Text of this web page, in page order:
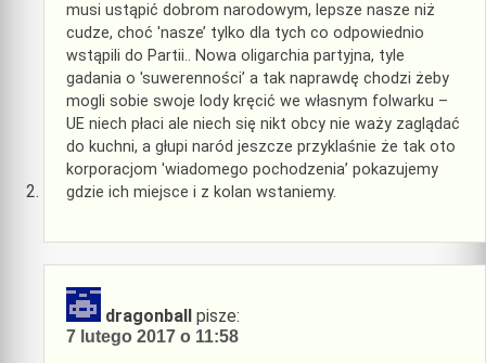
musi ustąpić dobrom narodowym, lepsze nasze niż
cudze, choć 'nasze’ tylko dla tych co odpowiednio
wstąpili do Partii.. Nowa oligarchia partyjna, tyle
gadania o 'suwerenności’ a tak naprawdę chodzi żeby
mogli sobie swoje lody kręcić we własnym folwarku –
UE niech płaci ale niech się nikt obcy nie waży zaglądać
do kuchni, a głupi naród jeszcze przyklaśnie że tak oto
korporacjom 'wiadomego pochodzenia’ pokazujemy
gdzie ich miejsce i z kolan wstaniemy.
dragonball pisze:
7 lutego 2017 o 11:58